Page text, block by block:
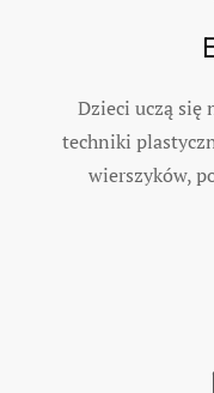
Dzieci uczą się
techniki
wierszyków,